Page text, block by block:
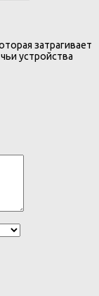
затрагивает
устройства